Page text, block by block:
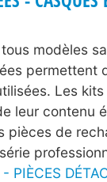
modèles
permettent
Les
leur contenu
pièces de
PIÈCES